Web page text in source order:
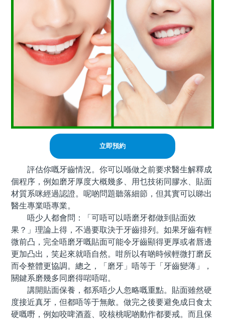
立即預約
評估你嘅牙齒情況。你可以喺做之前要求醫生解釋成
個程序，例如磨牙厚度大概幾多、用乜技術同膠水、貼面
材質系咪經過認證。呢啲問題聽落細節，但其實可以睇出
醫生專業唔專業。
唔少人都會問：「可唔可以唔磨牙都做到貼面效
果？」理論上得，不過要取決于牙齒排列。如果牙齒有輕
微前凸，完全唔磨牙嘅貼面可能令牙齒顯得更厚或者唇邊
更加凸出，笑起來就唔自然。咁所以有啲時候輕微打磨反
而令整體更協調。總之，「磨牙」唔等于「牙齒變薄」，
關鍵系磨幾多同磨得啱唔啱。
講開貼面保養，都系唔少人忽略嘅重點。貼面雖然硬
度接近真牙，但都唔等于無敵。做完之後要避免成日食太
硬嘅嘢，例如咬啤酒蓋、咬核桃呢啲動作都要戒。而且保